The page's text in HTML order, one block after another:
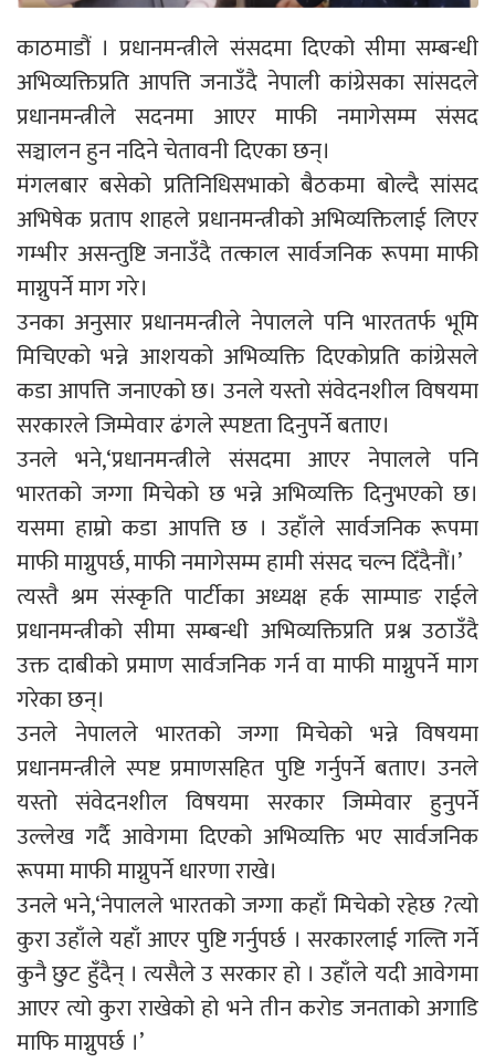
काठमाडौं । प्रधानमन्त्रीले संसदमा दिएको सीमा सम्बन्धी
अभिव्यक्तिप्रति आपत्ति जनाउँदै नेपाली कांग्रेसका सांसदले
प्रधानमन्त्रीले सदनमा आएर माफी नमागेसम्म संसद
सञ्चालन हुन नदिने चेतावनी दिएका छन्।
मंगलबार बसेको प्रतिनिधिसभाको बैठकमा बोल्दै सांसद
अभिषेक प्रताप शाहले प्रधानमन्त्रीको अभिव्यक्तिलाई लिएर
गम्भीर असन्तुष्टि जनाउँदै तत्काल सार्वजनिक रूपमा माफी
माग्नुपर्ने माग गरे।
उनका अनुसार प्रधानमन्त्रीले नेपालले पनि भारततर्फ भूमि
मिचिएको भन्ने आशयको अभिव्यक्ति दिएकोप्रति कांग्रेसले
कडा आपत्ति जनाएको छ। उनले यस्तो संवेदनशील विषयमा
सरकारले जिम्मेवार ढंगले स्पष्टता दिनुपर्ने बताए।
उनले भने,‘प्रधानमन्त्रीले संसदमा आएर नेपालले पनि
भारतको जग्गा मिचेको छ भन्ने अभिव्यक्ति दिनुभएको छ।
यसमा हाम्रो कडा आपत्ति छ । उहाँले सार्वजनिक रूपमा
माफी माग्नुपर्छ, माफी नमागेसम्म हामी संसद चल्न दिँदैनौं।’
त्यस्तै श्रम संस्कृति पार्टीका अध्यक्ष हर्क साम्पाङ राईले
प्रधानमन्त्रीको सीमा सम्बन्धी अभिव्यक्तिप्रति प्रश्न उठाउँदै
उक्त दाबीको प्रमाण सार्वजनिक गर्न वा माफी माग्नुपर्ने माग
गरेका छन्।
उनले नेपालले भारतको जग्गा मिचेको भन्ने विषयमा
प्रधानमन्त्रीले स्पष्ट प्रमाणसहित पुष्टि गर्नुपर्ने बताए। उनले
यस्तो संवेदनशील विषयमा सरकार जिम्मेवार हुनुपर्ने
उल्लेख गर्दै आवेगमा दिएको अभिव्यक्ति भए सार्वजनिक
रूपमा माफी माग्नुपर्ने धारणा राखे।
उनले भने,‘नेपालले भारतको जग्गा कहाँ मिचेको रहेछ ?त्यो
कुरा उहाँले यहाँ आएर पुष्टि गर्नुपर्छ । सरकारलाई गल्ति गर्ने
कुनै छुट हुँदैन् । त्यसैले उ सरकार हो । उहाँले यदी आवेगमा
आएर त्यो कुरा राखेको हो भने तीन करोड जनताको अगाडि
माफि माग्नुपर्छ ।’